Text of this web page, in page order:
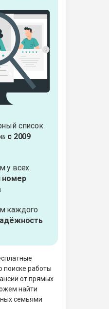
список
с 2009
у всех
номер
каждого
поиске работы
от прямых
найти
семьями